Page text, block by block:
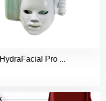
HydraFacial Pro ...